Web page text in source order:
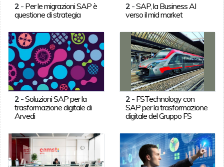
2- Per le migrazioni SAP è
questione di strategia
2 -SAP, la Business AI
verso il mid market
2-Soluzioni SAP per la
trasformazione digitale di
Arvedi
2 - FSTechnology con
SAP per la trasformazione
digitale del Gruppo FS